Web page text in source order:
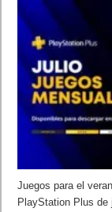
Juegos para el
PlayStation Plus de